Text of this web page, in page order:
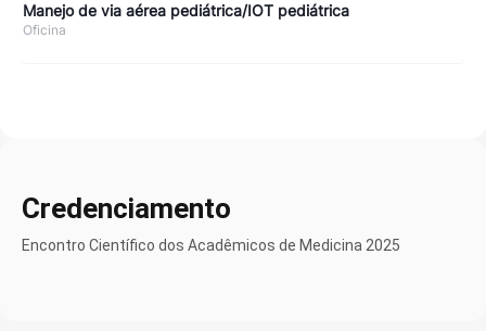
Manejo de via aérea pediátrica/IOT pediátrica
Oficina
Credenciamento
Encontro Científico dos Acadêmicos de Medicina 2025